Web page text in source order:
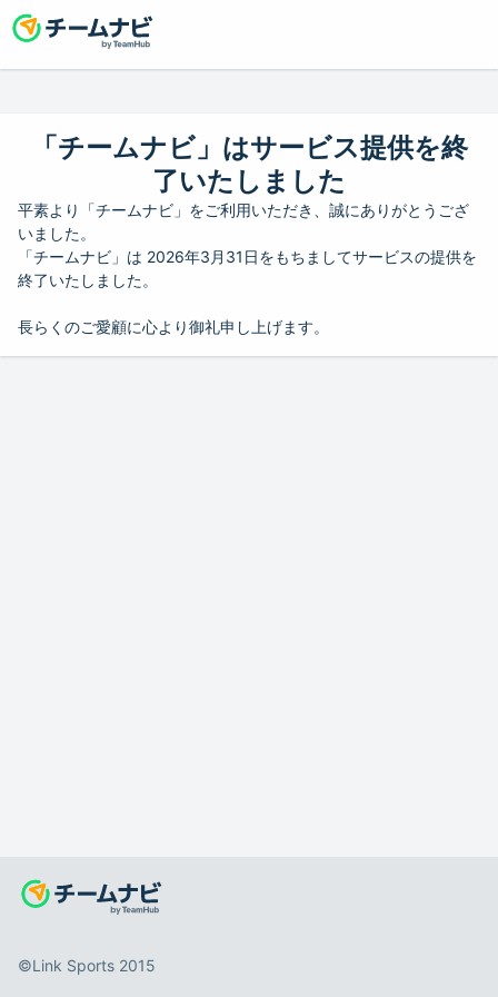
「チームナビ」はサービス提供を終
了いたしました
平素より「チームナビ」をご利用いただき、誠にありがとうござ
いました。
「チームナビ」は 2026年3月31日をもちましてサービスの提供を
終了いたしました。
長らくのご愛顧に心より御礼申し上げます。
©️Link Sports 2015